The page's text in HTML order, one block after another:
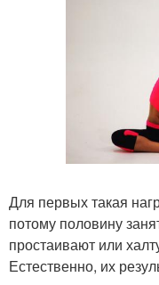
Для первых такая
потому половину
простаивают или
Естественно, их